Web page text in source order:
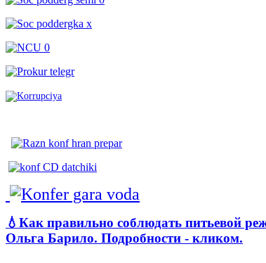
💧Как правильно соблюдать питьевой
Ольга Барило. Подробности - кликом.